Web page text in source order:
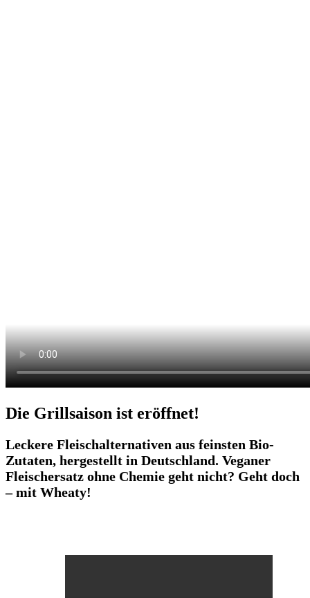
Die Grillsaison ist eröffnet!
Leckere Fleischalternativen aus feinsten Bio-
Zutaten, hergestellt in Deutschland. Veganer
Fleischersatz ohne Chemie geht nicht? Geht doch
– mit Wheaty!